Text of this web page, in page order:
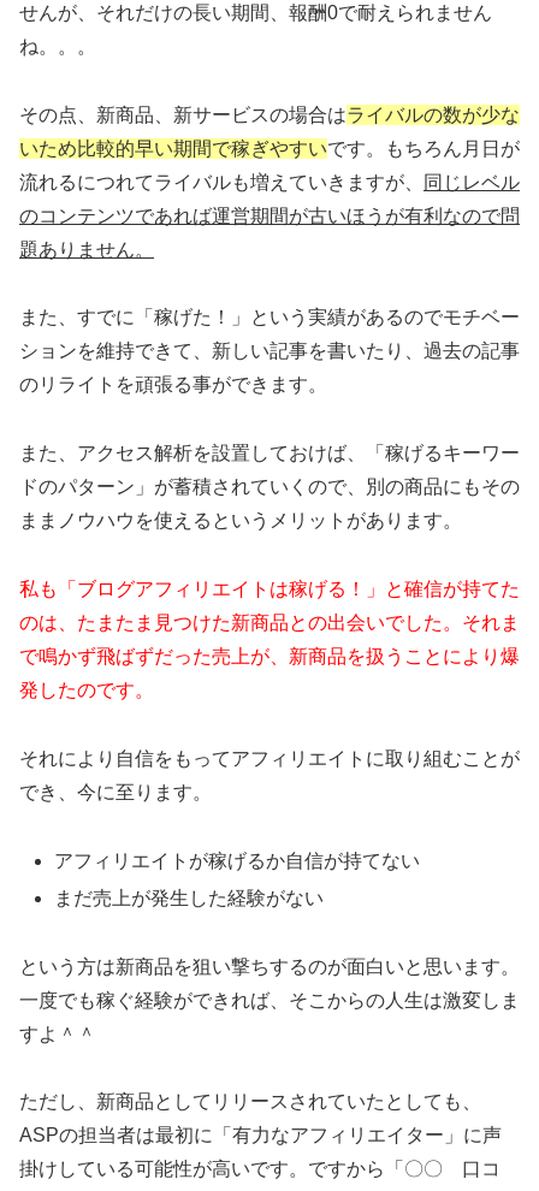
せんが、それだけの長い期間、報酬0で耐えられません
ね。。。
その点、新商品、新サービスの場合はライバルの数が少な
いため比較的早い期間で稼ぎやすいです。もちろん月日が
流れるにつれてライバルも増えていきますが、
同じレベル
のコンテンツであれば運営期間が古いほうが有利なので問
題ありません。
また、すでに「稼げた！」という実績があるのでモチベー
ションを維持できて、新しい記事を書いたり、過去の記事
のリライトを頑張る事ができます。
また、アクセス解析を設置しておけば、「稼げるキーワー
ドのパターン」が蓄積されていくので、別の商品にもその
ままノウハウを使えるというメリットがあります。
私も「ブログアフィリエイトは稼げる！」と確信が持てた
のは、たまたま見つけた新商品との出会いでした。それま
で鳴かず飛ばずだった売上が、新商品を扱うことにより爆
発したのです。
それにより自信をもってアフィリエイトに取り組むことが
でき、今に至ります。
アフィリエイトが稼げるか自信が持てない
まだ売上が発生した経験がない
という方は新商品を狙い撃ちするのが面白いと思います。
一度でも稼ぐ経験ができれば、そこからの人生は激変しま
すよ＾＾
ただし、新商品としてリリースされていたとしても、
ASPの担当者は最初に「有力なアフィリエイター」に声
掛けしている可能性が高いです。ですから「〇〇 口コ